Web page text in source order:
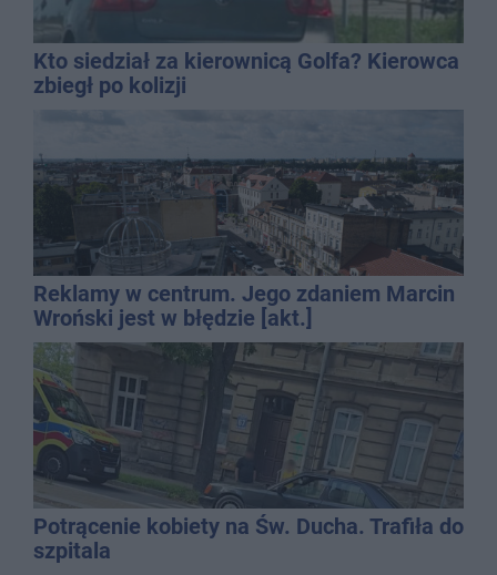
Kto siedział za kierownicą Golfa? Kierowca
zbiegł po kolizji
Reklamy w centrum. Jego zdaniem Marcin
Wroński jest w błędzie [akt.]
Potrącenie kobiety na Św. Ducha. Trafiła do
szpitala